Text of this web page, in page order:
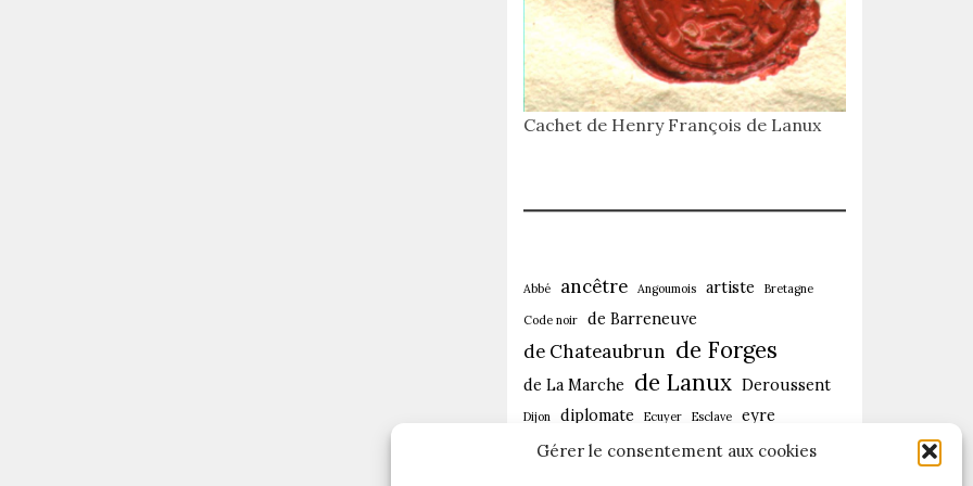
Gérer le consentement aux cookies
Cachet de Henry François de Lanux
Abbé ancêtre Angoumois artiste Bretagne
Code noir de Barreneuve
de Chateaubrun de Forges
de La Marche de Lanux Deroussent
Dijon diplomate Ecuyer Esclave eyre
Femme Fins France Héritage Instituteur